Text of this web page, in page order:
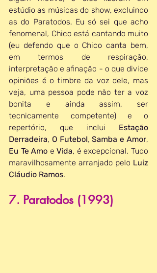
estúdio as músicas do show, excluindo
as do Paratodos. Eu só sei que acho
fenomenal, Chico está cantando muito
(eu defendo que o Chico canta bem,
em termos de respiração,
interpretação e afinação - o que divide
opiniões é o timbre da voz dele, mas
veja, uma pessoa pode não ter a voz
bonita e ainda assim, ser
tecnicamente competente) e o
repertório, que inclui Estação
Derradeira, O Futebol, Samba e Amor
Eu Te Amo e Vida, é excepcional. Tudo
maravilhosamente arranjado pelo Luiz
Cláudio Ramos.
7. Paratodos (1993)